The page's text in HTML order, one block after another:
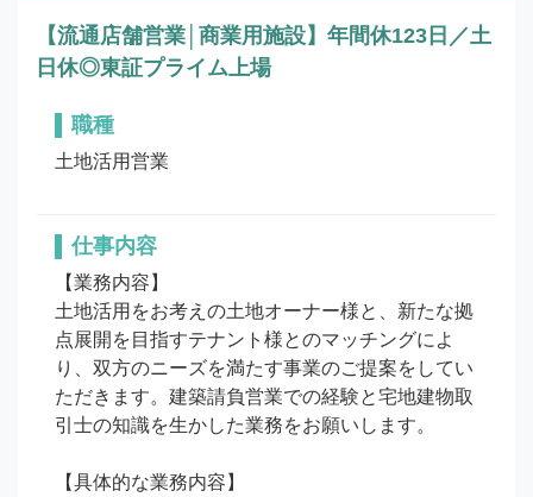
【流通店舗営業│商業用施設】年間休123日／土
日休◎東証プライム上場
職種
土地活用営業
仕事内容
【業務内容】
土地活用をお考えの土地オーナー様と、新たな拠
点展開を目指すテナント様とのマッチングによ
り、双方のニーズを満たす事業のご提案をしてい
ただきます。建築請負営業での経験と宅地建物取
引士の知識を生かした業務をお願いします。
【具体的な業務内容】